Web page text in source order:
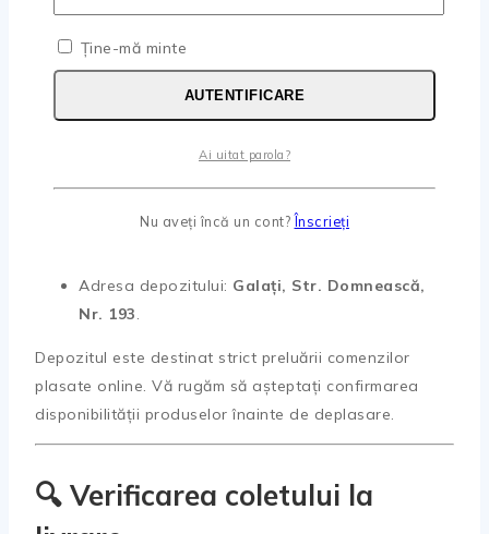
Această metodă oferă confort, rapiditate și siguranță.
Detalii importante:
Plata se efectueazăexclusiv online sau prin
transfer bancar;
Adresa depozitului: Galați, Str. Domnească,
Nr. 193.
Depozitul este destinat strict preluării comenzilor
plasate online. Vă rugăm să așteptați confirmarea
disponibilității produselor înainte de deplasare.
🔍 Verificarea coletului la
Ține-mă minte
AUTENTIFICARE
Ai uitat parola?
Nu aveți încă un cont?Înscrieți